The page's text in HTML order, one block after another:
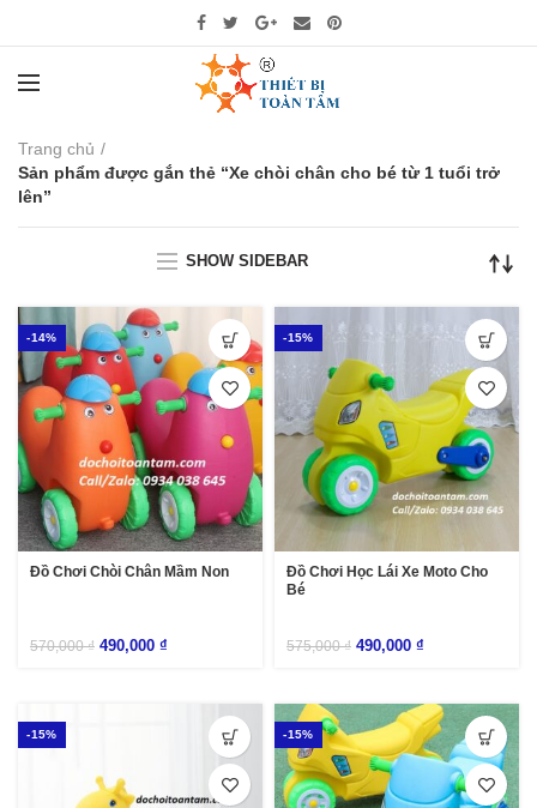
Trang chủ
Sản phẩm được gắn thẻ “Xe chòi chân cho bé từ 1 tuổi trở
lên”
SHOW SIDEBAR
-14%
Đồ Chơi Chòi Chân Mầm Non
570,000₫ 490,000 ₫
-15%
Đồ Chơi Học Lái Xe Moto Cho
Bé
575,000₫ 490,000 ₫
-15% -15%